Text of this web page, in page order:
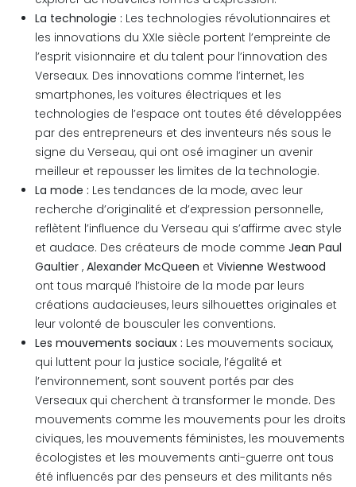
La technologie : Les technologies révolutionnaires et
les innovations du XXIe siècle portent l’empreinte de
l’esprit visionnaire et du talent pour l’innovation des
Verseaux. Des innovations comme l’internet, les
smartphones, les voitures électriques et les
technologies de l’espace ont toutes été développées
par des entrepreneurs et des inventeurs nés sous le
signe du Verseau, qui ont osé imaginer un avenir
meilleur et repousser les limites de la technologie.
La mode : Les tendances de la mode, avec leur
recherche d’originalité et d’expression personnelle,
reflètent l’influence du Verseau qui s’affirme avec style
et audace. Des créateurs de mode comme Jean Paul
Gaultier , Alexander McQueen et Vivienne Westwood
ont tous marqué l’histoire de la mode par leurs
créations audacieuses, leurs silhouettes originales et
leur volonté de bousculer les conventions.
Les mouvements sociaux : Les mouvements sociaux,
qui luttent pour la justice sociale, l’égalité et
l’environnement, sont souvent portés par des
Verseaux qui cherchent à transformer le monde. Des
mouvements comme les mouvements pour les droits
civiques, les mouvements féministes, les mouvements
écologistes et les mouvements anti-guerre ont tous
été influencés par des penseurs et des militants nés